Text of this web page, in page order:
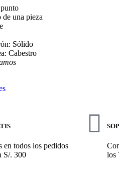
una pieza
Sólido
Cabestro
en todos los pedidos
S/. 300
los